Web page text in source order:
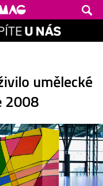
umělecké
2008